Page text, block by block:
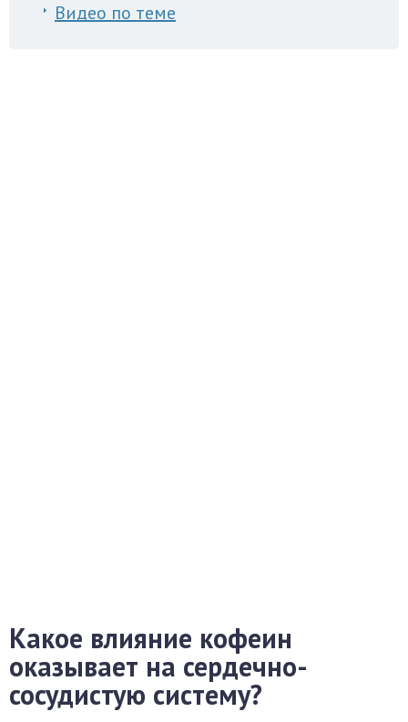
Видео по теме
Какое влияние кофеин
оказывает на сердечно-
сосудистую систему?